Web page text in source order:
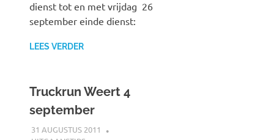
dienst tot en met vrijdag 26
september einde dienst:
LEES VERDER
Truckrun Weert 4
september
31 AUGUSTUS 2011